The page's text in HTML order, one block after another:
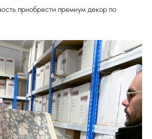
приобрести премиум декор по